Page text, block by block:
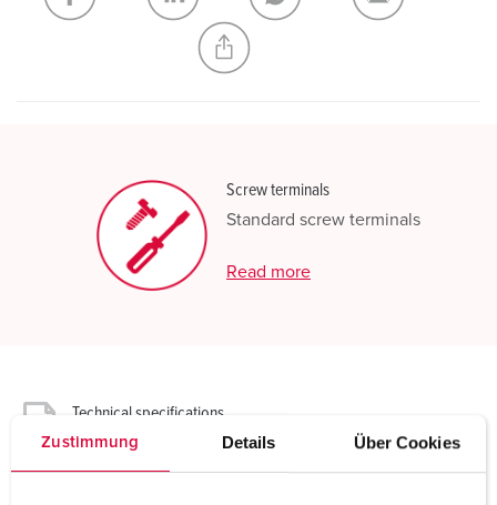
Zustimmung Details Über Cookies
CREATE A NEW LIST
Screw terminals
Standard screw terminals
Read more
Technical specifications
Grounding-type panel mounted receptacle 17081